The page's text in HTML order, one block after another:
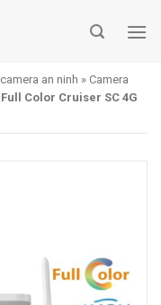
an ninh » Camera
Color Cruiser SC 4G